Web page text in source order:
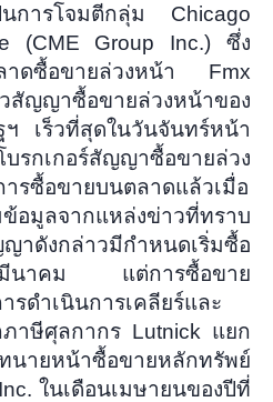
การโจมตีกลุ่ม Chicago
(CME Group Inc.) ซึ่ง
ดซื้อขายล่วงหน้า Fmx
สัญญาซื้อขายล่วงหน้าของ
ฯ เร็วที่สุดในวันจันทร์หน้า
รกเกอร์สัญญาซื้อขายล่วง
รซื้อขายบนตลาดแล้วเมื่อ
มูลจากแหล่งข่าวที่ทราบ
าดังกล่าวมีกำหนดเริ่มซื้อ
นมีนาคม แต่การซื้อขาย
รดำเนินการเคลียร์และ
าษีศุลกากร Lutnick แยก
ายหน้าซื้อขายหลักทรัพย์
ในเดือนเมษายนของปีที่